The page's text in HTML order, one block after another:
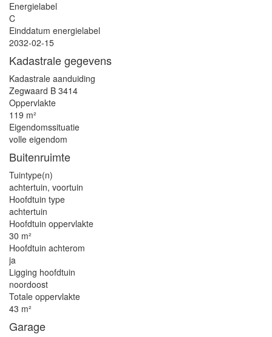
Energielabel
C
Einddatum energielabel
2032-02-15
Kadastrale gegevens
Kadastrale aanduiding
Zegwaard B 3414
Oppervlakte
119 m²
Eigendomssituatie
volle eigendom
Buitenruimte
Tuintype(n)
achtertuin, voortuin
Hoofdtuin type
achtertuin
Hoofdtuin oppervlakte
30 m²
Hoofdtuin achterom
ja
Ligging hoofdtuin
noordoost
Totale oppervlakte
43 m²
Garage